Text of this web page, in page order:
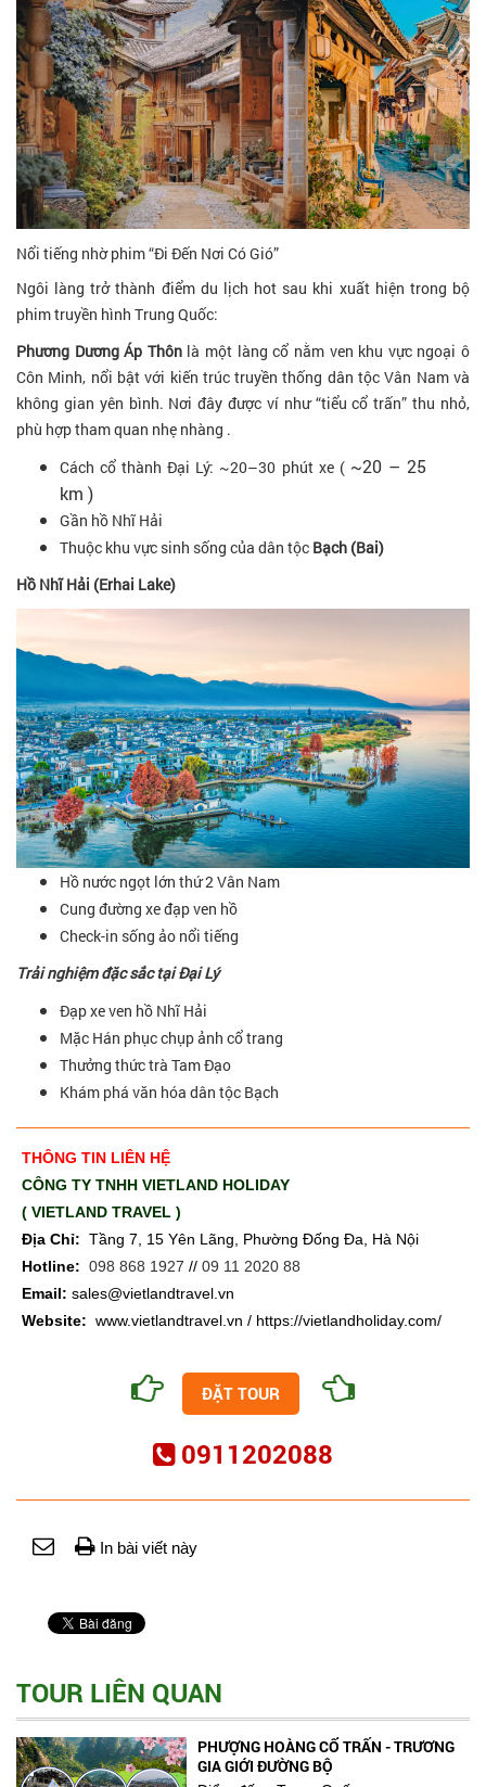
Nổi tiếng nhờ phim “Đi Đến Nơi Có Gió”
Ngôi làng trở thành điểm du lịch hot sau khi xuất hiện trong bộ
phim truyền hình Trung Quốc:
Phương Dương Áp Thônlà một làng cổ nằm ven khu vực ngoại ô
Côn Minh, nổi bật với kiến trúc truyền thống dân tộc Vân Nam và
không gian yên bình. Nơi đây được ví như “tiểu cổ trấn” thu nhỏ,
phù hợp tham quan nhẹ nhàng .
Cách cổ thành Đại Lý: ~20–30 phút xe ( ~20 – 25
km )
Gần hồ Nhĩ Hải
Thuộc khu vực sinh sống của dân tộc Bạch (Bai)
Hồ Nhĩ Hải (Erhai Lake)
Hồ nước ngọt lớn thứ 2 Vân Nam
Cung đường xe đạp ven hồ
Check-in sống ảo nổi tiếng
Trải nghiệm đặc sắc tại Đại Lý
Đạp xe ven hồ Nhĩ Hải
Mặc Hán phục chụp ảnh cổ trang
Thưởng thức trà Tam Đạo
Khám phá văn hóa dân tộc Bạch
THÔNG TIN LIÊN HỆ
CÔNG TY TNHH VIETLAND HOLIDAY
( VIETLAND TRAVEL )
Địa Chỉ: Tầng 7, 15 Yên Lãng, Phường Đống Đa, Hà Nội
Hotline: 098 868 1927 // 09 11 2020 88
Email: sales@vietlandtravel.vn
Website: www.vietlandtravel.vn / https://vietlandholiday.com/
ĐẶT TOUR
0911202088
In bài viết này
TOUR LIÊN QUAN
PHƯỢNG HOÀNG CỔ TRẤN - TRƯƠNG
GIA GIỚI ĐƯỜNG BỘ